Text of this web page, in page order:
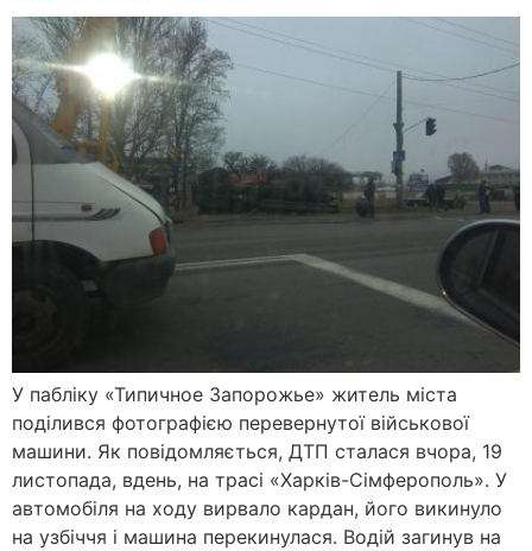
У пабліку «Типичное Запорожье» житель міста
поділився фотографією перевернутої військової
машини. Як повідомляється, ДТП сталася вчора, 19
листопада, вдень, на трасі «Харків-Сімферополь». У
автомобіля на ходу вирвало кардан, його викинуло
на узбіччя і машина перекинулася. Водій загинув на